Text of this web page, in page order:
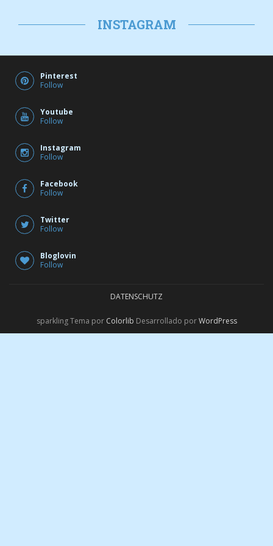
INSTAGRAM
Pinterest
Follow
Youtube
Follow
Instagram
Follow
Facebook
Follow
Twitter
Follow
Bloglovin
Follow
DATENSCHUTZ
sparkling Tema por Colorlib Desarrollado porWordPress